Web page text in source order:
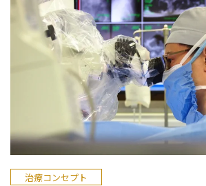
交通アクセス
初診受付時間
月曜 - 金曜 9:00 - 12:00 /
[ 受付 8:45 - ]
土曜午後、日曜、祝日はお休みをいただ
治療コンセプト